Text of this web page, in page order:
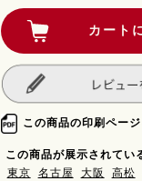
この商品の印刷ペー
この商品が展示されてい
東京
名古屋 大阪 高松